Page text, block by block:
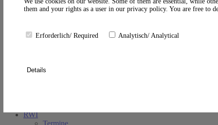
Suche schließen
RWI
Termine
them and your rights as a user in our privacy policy. You are free to
Erforderlich/ Required Analytisch/ Analytical
Details